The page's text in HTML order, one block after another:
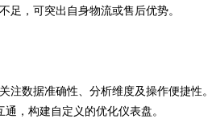
足，可突出自身物流或售后优势。
注数据准确性、分析维度及操作便捷性
，构建自定义的优化仪表盘。